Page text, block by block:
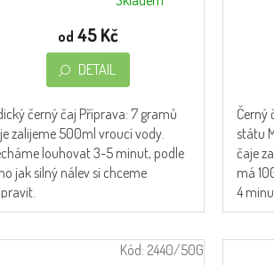
od 45 Kč
DETAIL
černý čaj Příprava: 7 gramů
zalijeme 500ml vroucí vody.
louhovat 3-5 minut, podle
jak silný nálev si chceme
z
5
Černý
státu
čaje
má
4
Kód: 2440/50G